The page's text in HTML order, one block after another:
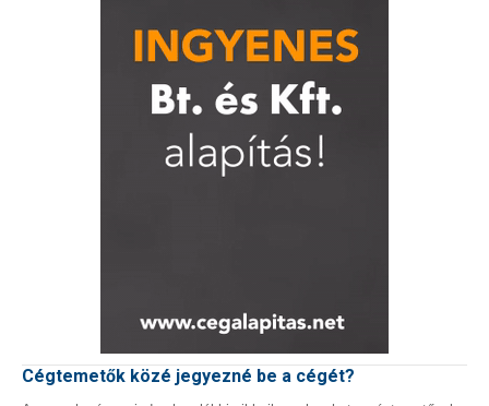
Cégtemetők közé jegyezné be a cégét?